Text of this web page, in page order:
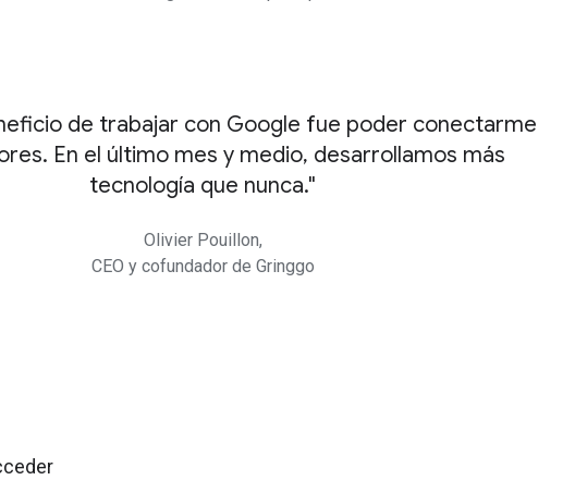
de trabajar con Google fue poder conectarme
En el último mes y medio, desarrollamos más
tecnología que nunca.
Olivier Pouillon,
CEO y cofundador de Gringgo